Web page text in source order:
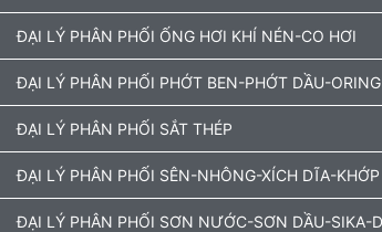
ĐẠI LÝ PHÂN PHỐI ỐNG HƠI KHÍ NÉN-CO HƠI
ĐẠI LÝ PHÂN PHỐI PHỚT BEN-PHỚT DẦU-ORING
ĐẠI LÝ PHÂN PHỐI SẮT THÉP
ĐẠI LÝ PHÂN PHỐI SÊN-NHÔNG-XÍCH DĨA-
ĐẠI LÝ PHÂN PHỐI SƠN NƯỚC-SƠN DẦU-SIKA-